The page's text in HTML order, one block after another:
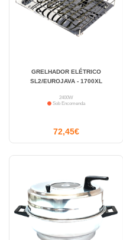
GRELHADOR ELÉTRICO
SL2/EUROJAVA - 1700XL
2400W
Sob Encomenda
72,45€